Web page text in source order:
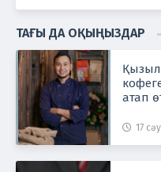
ТАҒЫ ДА ОҚЫҢЫЗДАР
атап
17